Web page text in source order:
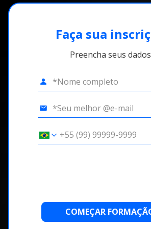
Faça sua
Preencha seus dados
COMEÇAR